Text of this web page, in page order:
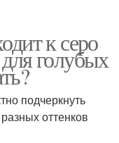
к серо
голубых
подчеркнуть
оттенков